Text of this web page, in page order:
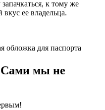
к тому же
ее владельца.
обложка для паспорта
Сами мы не